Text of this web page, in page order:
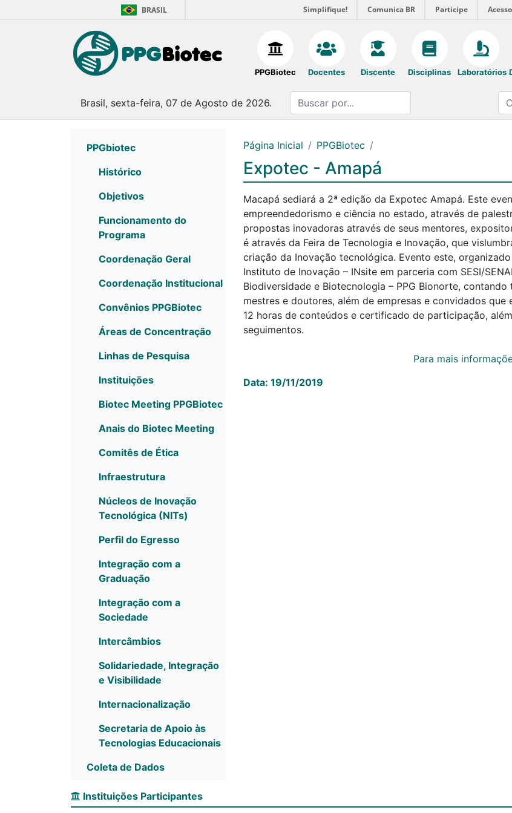
BRASIL Simplifique! Comunica BR Participe
PPGBiotec Docentes Discente Disciplinas Laboratórios
Brasil, sexta-feira, 07 de Agosto de 2026.
PPGbiotec
Histórico
Objetivos
Funcionamento do
Programa
Coordenação Geral
Coordenação Institucional
Convênios PPGBiotec
Áreas de Concentração
Linhas de Pesquisa
Instituições
Biotec Meeting PPGBiotec
Anais do Biotec Meeting
Comitês de Ética
Infraestrutura
Núcleos de Inovação
Tecnológica (NITs)
Perfil do Egresso
Integração com a
Graduação
Integração com a
Sociedade
Intercâmbios
Solidariedade, Integração
e Visibilidade
Internacionalização
Secretaria de Apoio às
Tecnologias Educacionais
Coleta de Dados
Página Inicial PPGBiotec
Expotec - Amapá
Macapá sediará a 2ª edição da Expotec Amapá. Este
empreendedorismo e ciência no estado, através de
propostas inovadoras através de seus mentores,
é através da Feira de Tecnologia e Inovação, que
criação da Inovação tecnológica. Evento este,
Instituto de Inovação – INsite em parceria com SESI/
Biodiversidade e Biotecnologia – PPG Bionorte,
mestres e doutores, além de empresas e convidados
12 horas de conteúdos e certificado de participação,
seguimentos.
Para mais
Data: 19/11/2019
Instituições Participantes